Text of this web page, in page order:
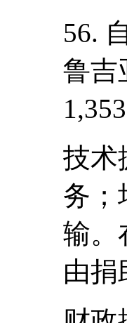
56.
鲁吉
技术
务；
输。
由捐